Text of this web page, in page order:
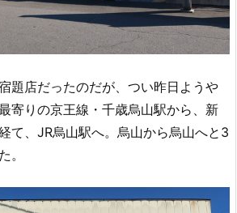
題店だったのだが、つい昨日ようや
寄りの京王線・千歳烏山駅から、新
て、JR烏山駅へ。烏山から烏山へと3
。